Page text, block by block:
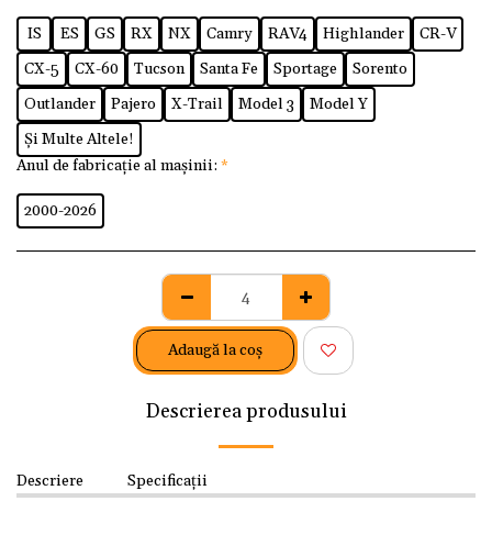
IS ES GS RX NX Camry RAV4 Highlander
CR-V
CX-5
CX-60 Tucson Santa Fe Sportage
Sorento
Outlander
Pajero X-Trail Model 3
Model Y
Și Multe Altele!
Anul de fabricație al mașinii: *
2000-2026
Adaugă la coş
Descrierea produsului
Descriere Specificații